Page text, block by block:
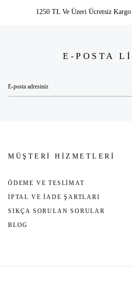
1250 TL Ve Üzeri Ücretsiz Kargo
E-POSTA
MÜŞTERİ HİZMETLERİ
ÖDEME VE TESLİMAT
İPTAL VE İADE ŞARTLARI
SIKÇA SORULAN SORULAR
BLOG